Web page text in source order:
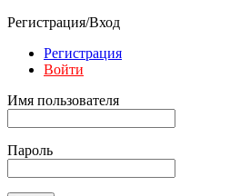
Регистрация/Вход
Регистрация
Войти
Имя пользователя
Пароль